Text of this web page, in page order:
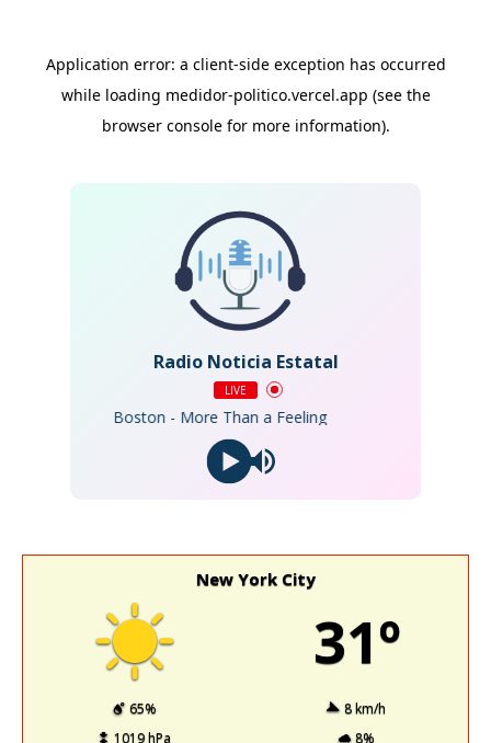
Radio Noticia Estatal
LIVE
Boston - More Than a Feeling
New York City
31º
65%
8 km/h
1019 hPa
8%